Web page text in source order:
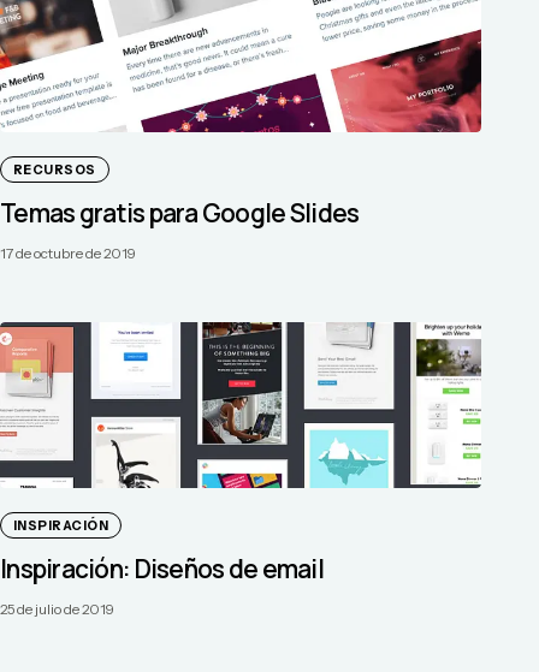
RECURSOS
Temas gratis para Google Slides
17 de octubre de 2019
INSPIRACIÓN
Inspiración: Diseños de email
25 de julio de 2019